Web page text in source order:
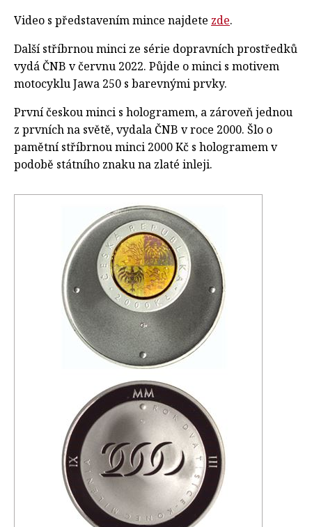
Video s představením mince najdete zde.
Další stříbrnou minci ze série dopravních prostředků
vydá ČNB v červnu 2022. Půjde o minci s motivem
motocyklu Jawa 250 s barevnými prvky.
První českou minci s hologramem, a zároveň jednou
z prvních na světě, vydala ČNB v roce 2000. Šlo o
pamětní stříbrnou minci 2000 Kč s hologramem v
podobě státního znaku na zlaté inleji.